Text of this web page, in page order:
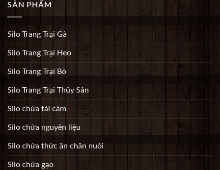
SẢN PHẨM
Silo Trang Trại Gà
Silo Trang Trại Heo
Silo Trang Trại Bò
Silo Trang Trại Thủy Sản
Silo chứa tải cám
Silo chứa nguyên liệu
Silo chứa thức ăn chăn nuôi
Silo chứa gạo